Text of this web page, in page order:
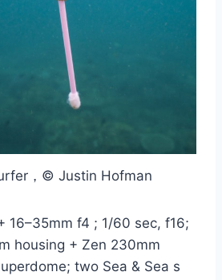
，© Justin Hofman
16–35mm f4 ; 1/60 sec, f16;
housing + Zen 230mm
two Sea & Sea s